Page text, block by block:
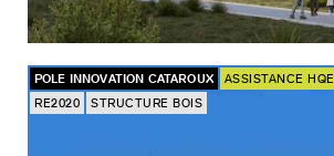
POLE INNOVATION CATAROUX ASSISTANCE HQE
RE2020
STRUCTURE BOIS